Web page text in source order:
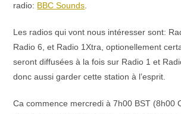
radio: BBC Sounds.
Les radios qui vont nous intéresser sont:
Radio 6, et Radio 1Xtra, optionellement
seront diffusées à la fois sur Radio 1 et
donc aussi garder cette station à l’esprit.
Ca commence mercredi à 7h00 BST (8h00